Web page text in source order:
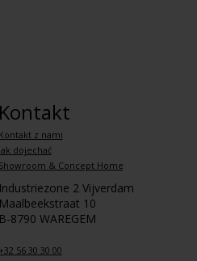
Kontakt
Kontakt z nami
Jak dojechać
Showroom & Concept Home
Industriezone 2 Vijverdam
Maalbeekstraat 10
B-8790 WAREGEM
+32 56 30 30 00